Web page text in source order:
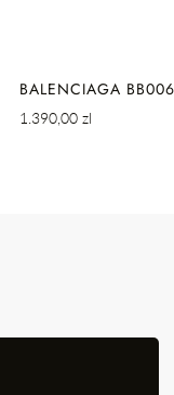
BALENCIAGA
Cena
1.390,00 zl